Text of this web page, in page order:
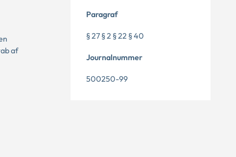
af
Paragraf
§ 27 § 2 § 22 § 40
Journalnummer
500250-99